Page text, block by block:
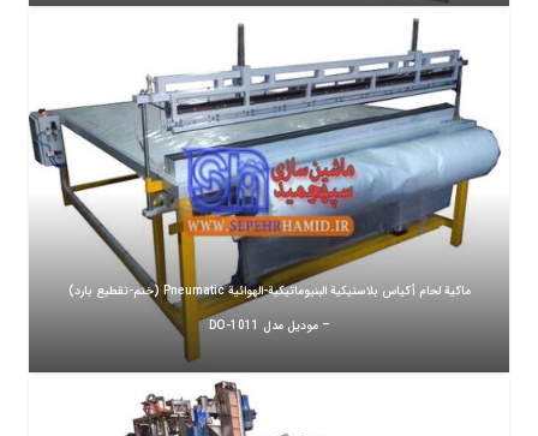
ماكية لحام أكياس بلاستيكية البنيوماتيكية-الهوائية Pneumatic (ختم-تقطيع بارد)
– موديل مدل DO-1011